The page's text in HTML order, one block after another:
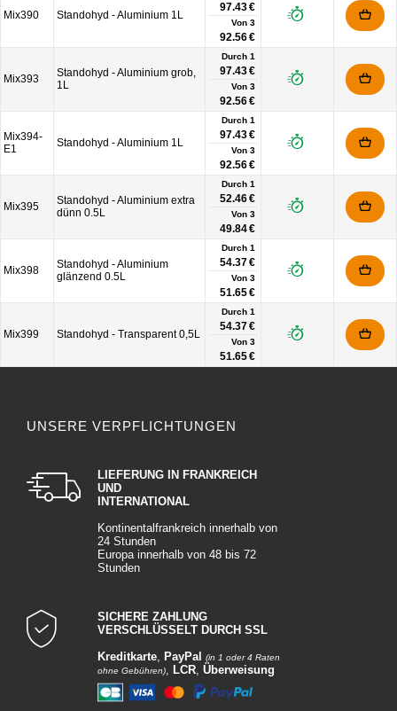
Mix390 Standohyd - Aluminium 1L
97.43 €
Von 3
92.56 €
Mix393
Standohyd - Aluminium grob,
1L
Durch 1
97.43 €
Von 3
92.56 €
Mix394-
E1
Standohyd - Aluminium 1L
Durch 1
97.43 €
Von 3
92.56 €
Mix395
Standohyd - Aluminium extra
dünn 0.5L
Durch 1
52.46 €
Von 3
49.84 €
Mix398
Standohyd - Aluminium
glänzend 0.5L
Durch 1
54.37 €
Von 3
51.65 €
Mix399 Standohyd - Transparent 0,5L
Durch 1
54.37 €
Von 3
51.65 €
UNSERE VERPFLICHTUNGEN
LIEFERUNG IN FRANKREICH
UND
INTERNATIONAL
Kontinentalfrankreich innerhalb von
24 Stunden
Europa innerhalb von 48 bis 72
Stunden
SICHERE ZAHLUNG
VERSCHLÜSSELT DURCH SSL
Kreditkarte, PayPal
(in 1 oder 4 Raten
ohne Gebühren), LCR, Überweisung